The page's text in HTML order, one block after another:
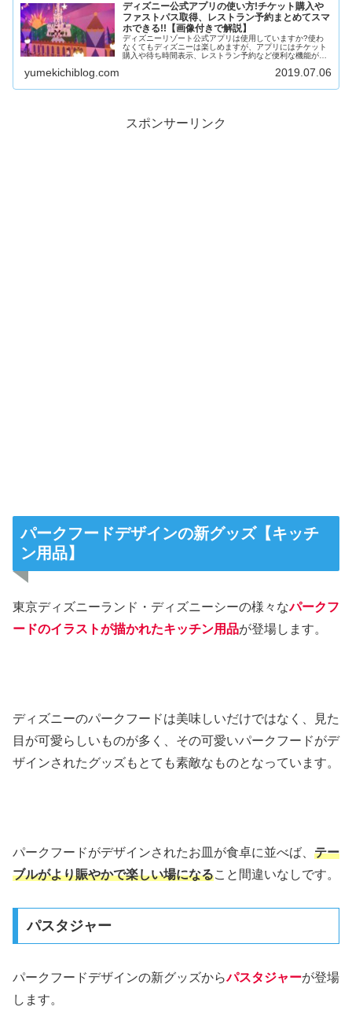
ディズニー公式アプリの使い方!チケット購入や
ファストパス取得、レストラン予約まとめてスマ
ホできる!!【画像付きで解説】
ディズニーリゾート公式アプリは使用していますか?使わ
なくてもディズニーは楽しめますが、アプリにはチケット
購入や待ち時間表示、レストラン予約など便利な機能がた
す。アプリのイントール方法からアプリでできることをま
yumekichiblog.com 2019.07.06
スポンサーリンク
パークフードデザインの新グッズ【キッチ
ン用品】
東京ディズニーランド・ディズニーシーの様々なパークフ
ードのイラストが描かれたキッチン用品が登場します。
ディズニーのパークフードは美味しいだけではなく、見た
目が可愛らしいものが多く、その可愛いパークフードがデ
ザインされたグッズもとても素敵なものとなっています。
パークフードがデザインされたお皿が食卓に並べば、 テー
ブルがより賑やかで楽しい場になること間違いなしです。
パスタジャー
パークフードデザインの新グッズからパスタジャーが登場
します。